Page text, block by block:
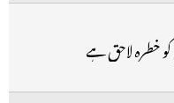
خطرہ لاحق ہے